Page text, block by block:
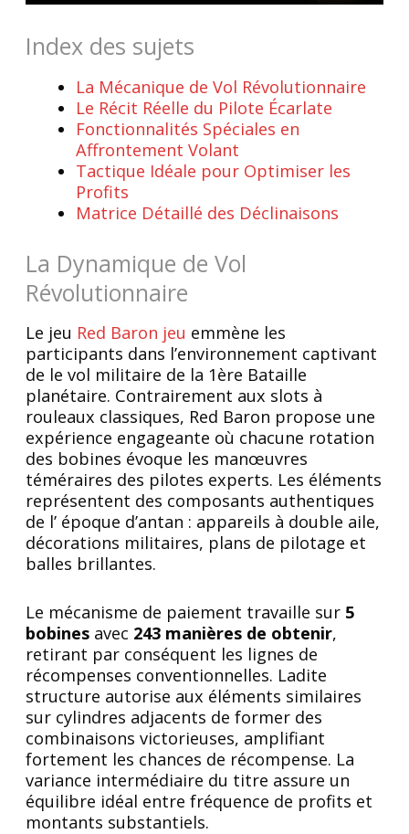
Index des sujets
La Mécanique de Vol Révolutionnaire
Le Récit Réelle du Pilote Écarlate
Fonctionnalités Spéciales en
Affrontement Volant
Tactique Idéale pour Optimiser les
Profits
Matrice Détaillé des Déclinaisons
La Dynamique de Vol
Révolutionnaire
Le jeu Red Baron jeu emmène les
participants dans l’environnement captivant
de le vol militaire de la 1ère Bataille
planétaire. Contrairement aux slots à
rouleaux classiques, Red Baron propose une
expérience engageante où chacune rotation
des bobines évoque les manœuvres
téméraires des pilotes experts. Les éléments
représentent des composants authentiques
de l’ époque d’antan : appareils à double aile,
décorations militaires, plans de pilotage et
balles brillantes.
Le mécanisme de paiement travaille sur 5
bobines avec 243 manières de obtenir,
retirant par conséquent les lignes de
récompenses conventionnelles. Ladite
structure autorise aux éléments similaires
sur cylindres adjacents de former des
combinaisons victorieuses, amplifiant
fortement les chances de récompense. La
variance intermédiaire du titre assure un
équilibre idéal entre fréquence de profits et
montants substantiels.